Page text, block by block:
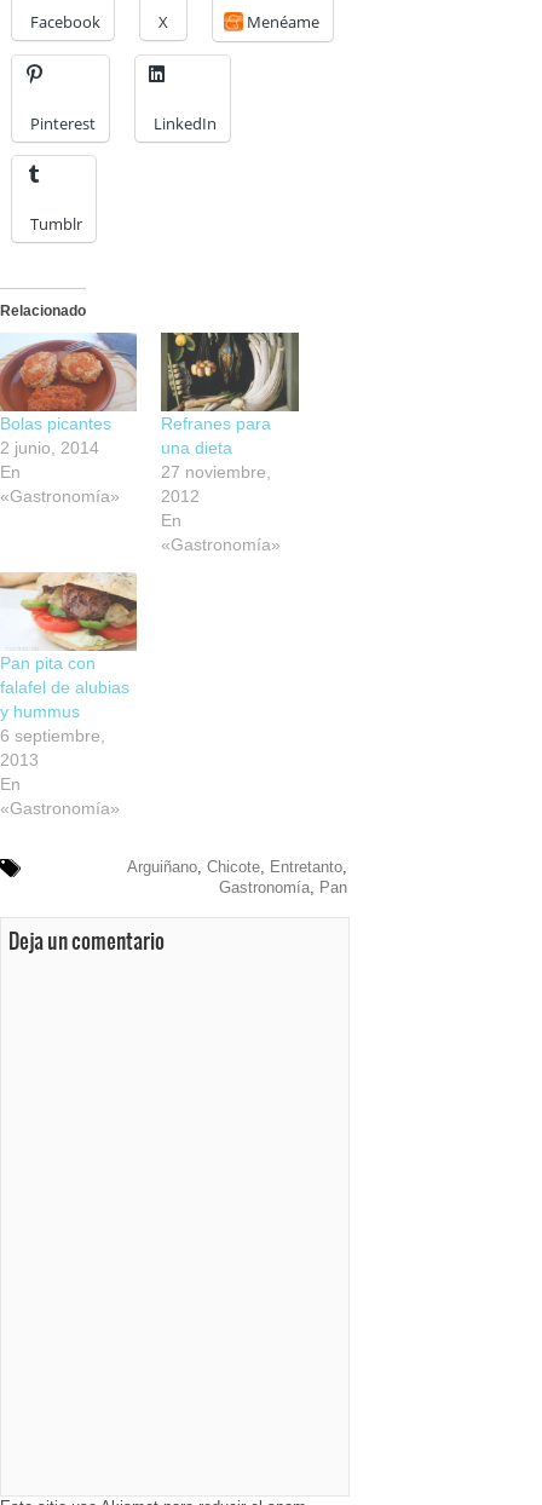
Facebook X Menéame
Pinterest LinkedIn
Tumblr
Relacionado
Bolas picantes
2 junio, 2014
En
«Gastronomía»
Refranes para
una dieta
27 noviembre,
2012
En
«Gastronomía»
Pan pita con
falafel de alubias
y hummus
6 septiembre,
2013
En
«Gastronomía»
Arguiñano, Chicote, Entretanto,
Gastronomía, Pan
Deja un comentario